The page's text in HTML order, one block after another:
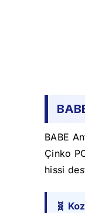
BABE
Çinko
hissi
🧬